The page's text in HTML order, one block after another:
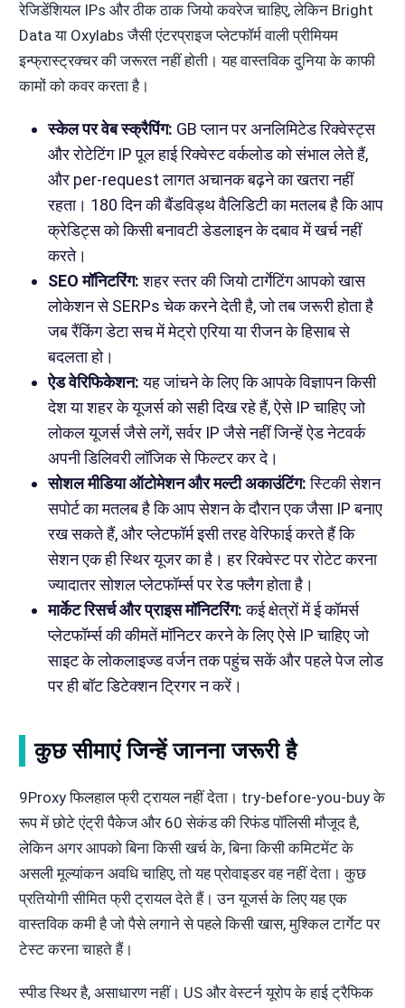
रेजिडेंशियल IPs और ठीक ठाक जियो कवरेज चाहिए, लेकिन Bright
Data या Oxylabs जैसी एंटरप्राइज प्लेटफॉर्म वाली प्रीमियम
इन्फ्रास्ट्रक्चर की जरूरत नहीं होती। यह वास्तविक दुनिया के काफी
कामों को कवर करता है।
स्केल पर वेब स्क्रैपिंग: GB प्लान पर अनलिमिटेड रिक्वेस्ट्स
और रोटेटिंग IP पूल हाई रिक्वेस्ट वर्कलोड को संभाल लेते हैं,
और per-request लागत अचानक बढ़ने का खतरा नहीं
रहता। 180 दिन की बैंडविड्थ वैलिडिटी का मतलब है कि आप
क्रेडिट्स को किसी बनावटी डेडलाइन के दबाव में खर्च नहीं
करते।
SEO मॉनिटरिंग:शहर स्तर की जियो टार्गेटिंग आपको खास
लोकेशन से SERPs चेक करने देती है, जो तब जरूरी होता है
जब रैंकिंग डेटा सच में मेट्रो एरिया या रीजन के हिसाब से
बदलता हो।
ऐड वेरिफिकेशन:यह जांचने के लिए कि आपके विज्ञापन किसी
देश या शहर के यूजर्स को सही दिख रहे हैं, ऐसे IP चाहिए जो
लोकल यूजर्स जैसे लगें, सर्वर IP जैसे नहीं जिन्हें ऐड नेटवर्क
अपनी डिलिवरी लॉजिक से फिल्टर कर दे।
सोशल मीडिया ऑटोमेशन और मल्टी अकाउंटिंग:स्टिकी सेशन
सपोर्ट का मतलब है कि आप सेशन के दौरान एक जैसा IP बनाए
रख सकते हैं, और प्लेटफॉर्म इसी तरह वेरिफाई करते हैं कि
सेशन एक ही स्थिर यूजर का है। हर रिक्वेस्ट पर रोटेट करना
ज्यादातर सोशल प्लेटफॉर्म्स पर रेड फ्लैग होता है।
मार्केट रिसर्च और प्राइस मॉनिटरिंग:कई क्षेत्रों में ई कॉमर्स
प्लेटफॉर्म्स की कीमतें मॉनिटर करने के लिए ऐसे IP चाहिए जो
साइट के लोकलाइज्ड वर्जन तक पहुंच सकें और पहले पेज लोड
पर ही बॉट डिटेक्शन ट्रिगर न करें।
कुछ सीमाएं जिन्हें जानना जरूरी है
9Proxy फिलहाल फ्री ट्रायल नहीं देता। try-before-you-buy के
रूप में छोटे एंट्री पैकेज और 60 सेकंड की रिफंड पॉलिसी मौजूद है,
लेकिन अगर आपको बिना किसी खर्च के, बिना किसी कमिटमेंट के
असली मूल्यांकन अवधि चाहिए, तो यह प्रोवाइडर वह नहीं देता। कुछ
प्रतियोगी सीमित फ्री ट्रायल देते हैं। उन यूजर्स के लिए यह एक
वास्तविक कमी है जो पैसे लगाने से पहले किसी खास, मुश्किल टार्गेट पर
टेस्ट करना चाहते हैं।
स्पीड स्थिर है, असाधारण नहीं। US और वेस्टर्न यूरोप के हाई ट्रैफिक